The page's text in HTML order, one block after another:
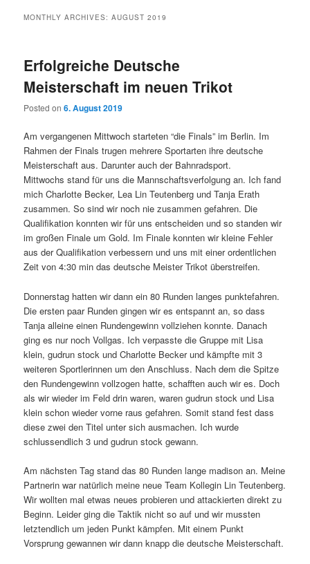
MONTHLY ARCHIVES:AUGUST 2019
Erfolgreiche Deutsche
Meisterschaft im neuen Trikot
Posted on6. August 2019
Am vergangenen Mittwoch starteten “die Finals” im Berlin. Im
Rahmen der Finals trugen mehrere Sportarten ihre deutsche
Meisterschaft aus. Darunter auch der Bahnradsport.
Mittwochs stand für uns die Mannschaftsverfolgung an. Ich fand
mich Charlotte Becker, Lea Lin Teutenberg und Tanja Erath
zusammen. So sind wir noch nie zusammen gefahren. Die
Qualifikation konnten wir für uns entscheiden und so standen wir
im großen Finale um Gold. Im Finale konnten wir kleine Fehler
aus der Qualifikation verbessern und uns mit einer ordentlichen
Zeit von 4:30 min das deutsche Meister Trikot überstreifen.
Donnerstag hatten wir dann ein 80 Runden langes punktefahren.
Die ersten paar Runden gingen wir es entspannt an, so dass
Tanja alleine einen Rundengewinn vollziehen konnte. Danach
ging es nur noch Vollgas. Ich verpasste die Gruppe mit Lisa
klein, gudrun stock und Charlotte Becker und kämpfte mit 3
weiteren Sportlerinnen um den Anschluss. Nach dem die Spitze
den Rundengewinn vollzogen hatte, schafften auch wir es. Doch
als wir wieder im Feld drin waren, waren gudrun stock und Lisa
klein schon wieder vorne raus gefahren. Somit stand fest dass
diese zwei den Titel unter sich ausmachen. Ich wurde
schlussendlich 3 und gudrun stock gewann.
Am nächsten Tag stand das 80 Runden lange madison an. Meine
Partnerin war natürlich meine neue Team Kollegin Lin Teutenberg.
Wir wollten mal etwas neues probieren und attackierten direkt zu
Beginn. Leider ging die Taktik nicht so auf und wir mussten
letztendlich um jeden Punkt kämpfen. Mit einem Punkt
Vorsprung gewannen wir dann knapp die deutsche Meisterschaft.